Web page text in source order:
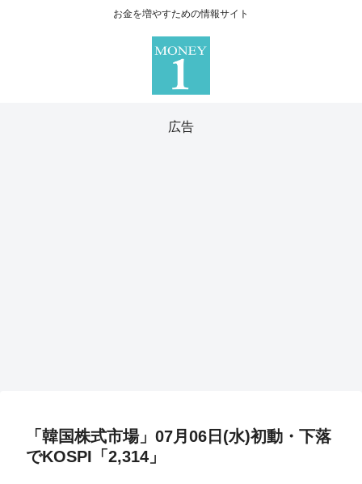
お金を増やすための情報サイト
広告
「韓国株式市場」07月06日(水)初動・下落
でKOSPI「2,314」